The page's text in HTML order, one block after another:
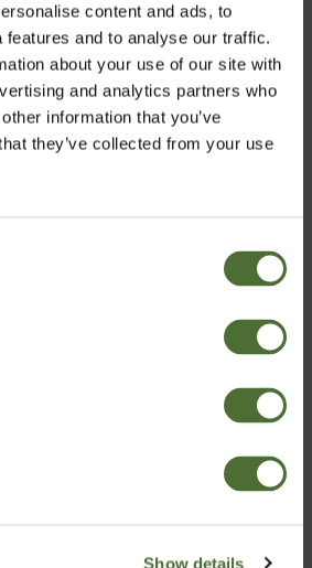
content and ads, to
features and to analyse our traffic.
about your use of our site with
and analytics partners who
information that you’ve
they’ve collected from your use
Show details
Acidophilus Plus, Kosttils...
Moisturizing Hand & Body Lo...